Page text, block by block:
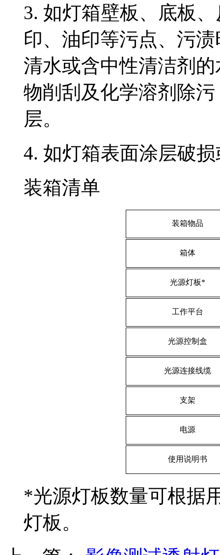
3. 如灯箱壁板、底板
印、油印等污点、污
清水或含中性清洁剂
物削刮及化学溶剂除
层。
4. 如灯箱表面涂层破
装箱清单
装箱物品
箱体
光源灯板*
工作平台
光源控制盒
光源连接线缆
支架
电源
使用说明书
*光源灯板数量可根据
灯板。